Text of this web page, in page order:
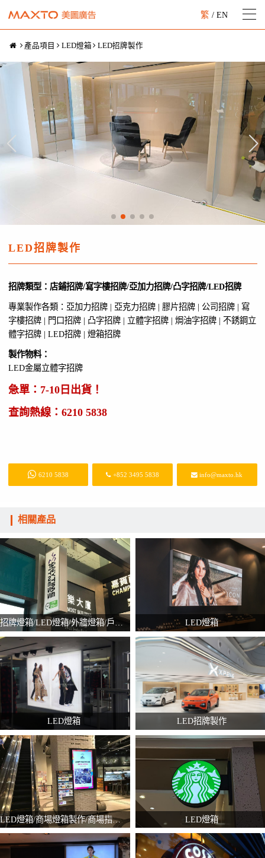
繁 / EN
產品項目 LED燈箱 LED招牌製作
LED招牌製作
招牌類型： 店鋪招牌/寫字樓招牌/亞加力招牌/凸字招牌/LED招牌
專業製作各類：亞加力招牌 | 亞克力招牌 | 膠片招牌 | 公司招牌 | 寫
字樓招牌 | 門口招牌 | 凸字招牌 | 立體字招牌 | 焗油字招牌 | 不銹鋼立
體字招牌 | LED招牌 | 燈箱招牌
製作物料：
LED金屬立體字招牌
急單：7-10日出貨！
查詢熱線： 6210 5838
6210 5838 +852 3495 5838 info@maxto.hk
相關產品
LED燈箱
LED燈箱 LED招牌製作
LED燈箱/商場燈箱製作/商場指示牌 LED燈箱